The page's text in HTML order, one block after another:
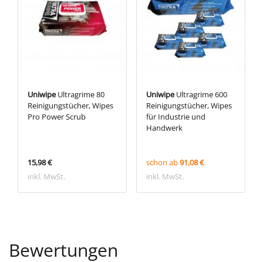
UniwipeUltragrime 80
Reinigungstücher, Wipes
Pro Power Scrub
15,98 €
inkl. MwSt.
UniwipeUltragrime 600
Reinigungstücher, Wipes
für Industrie und
Handwerk
schon ab91,08 €
inkl. MwSt.
Bewertungen